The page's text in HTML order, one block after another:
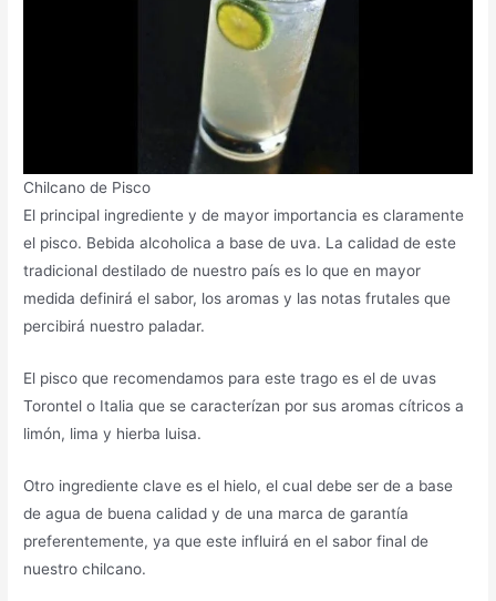
Chilcano de Pisco
El principal ingrediente y de mayor importancia es claramente
el pisco. Bebida alcoholica a base de uva. La calidad de este
tradicional destilado de nuestro país es lo que en mayor
medida definirá el sabor, los aromas y las notas frutales que
percibirá nuestro paladar.
El pisco que recomendamos para este trago es el de uvas
Torontel o Italia que se caracterízan por sus aromas cítricos a
limón, lima y hierba luisa.
Otro ingrediente clave es el hielo, el cual debe ser de a base
de agua de buena calidad y de una marca de garantía
preferentemente, ya que este influirá en el sabor final de
nuestro chilcano.